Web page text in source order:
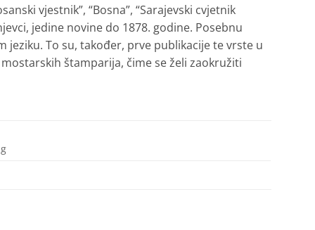
vjestnik”, “Bosna”, “Sarajevski cvjetnik
jedine novine do 1878. godine. Posebnu
To su, također, prve publikacije te vrste u
štamparija, čime se želi zaokružiti